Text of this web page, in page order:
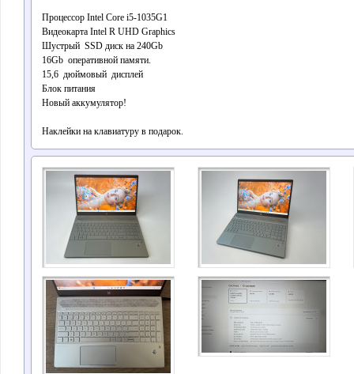
Процессор Intel Core i5-1035G1
Видеокарта Intel R UHD Graphics
Шустрый SSD диск на 240Gb
16Gb оперативной памяти.
15,6 дюймовый дисплей
Блок питания
Новый аккумулятор!
Наклейки на клавиатуру в подарок.